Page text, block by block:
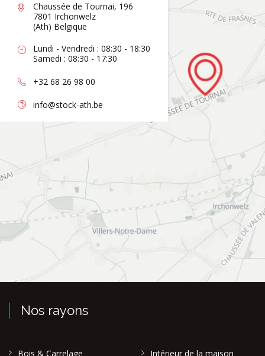
Chaussée de Tournai, 196
7801 Irchonwelz
(Ath) Belgique
Lundi - Vendredi : 08:30 - 18:30
Samedi : 08:30 - 17:30
+32 68 26 98 00
info@stock-ath.be
Nos rayons
Bois & Carrelage
Intérieur de la maison